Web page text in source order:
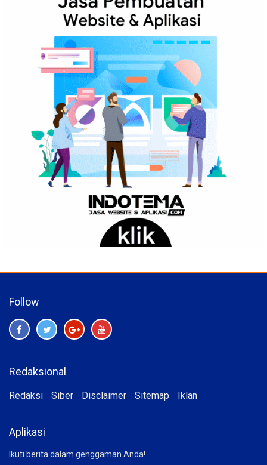
Follow
Redaksional
Redaksi Siber Disclaimer Sitemap Iklan
Aplikasi
Ikuti berita dalam genggaman Anda!